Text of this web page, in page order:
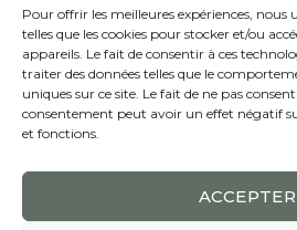
Pour offrir les meilleures expériences, nous
telles que les cookies pour stocker et/ou
appareils. Le fait de consentir à ces
traiter des données telles que le
uniques sur ce site. Le fait de ne pas
consentement peut avoir un effet négatif
et fonctions.
ACCEPTER